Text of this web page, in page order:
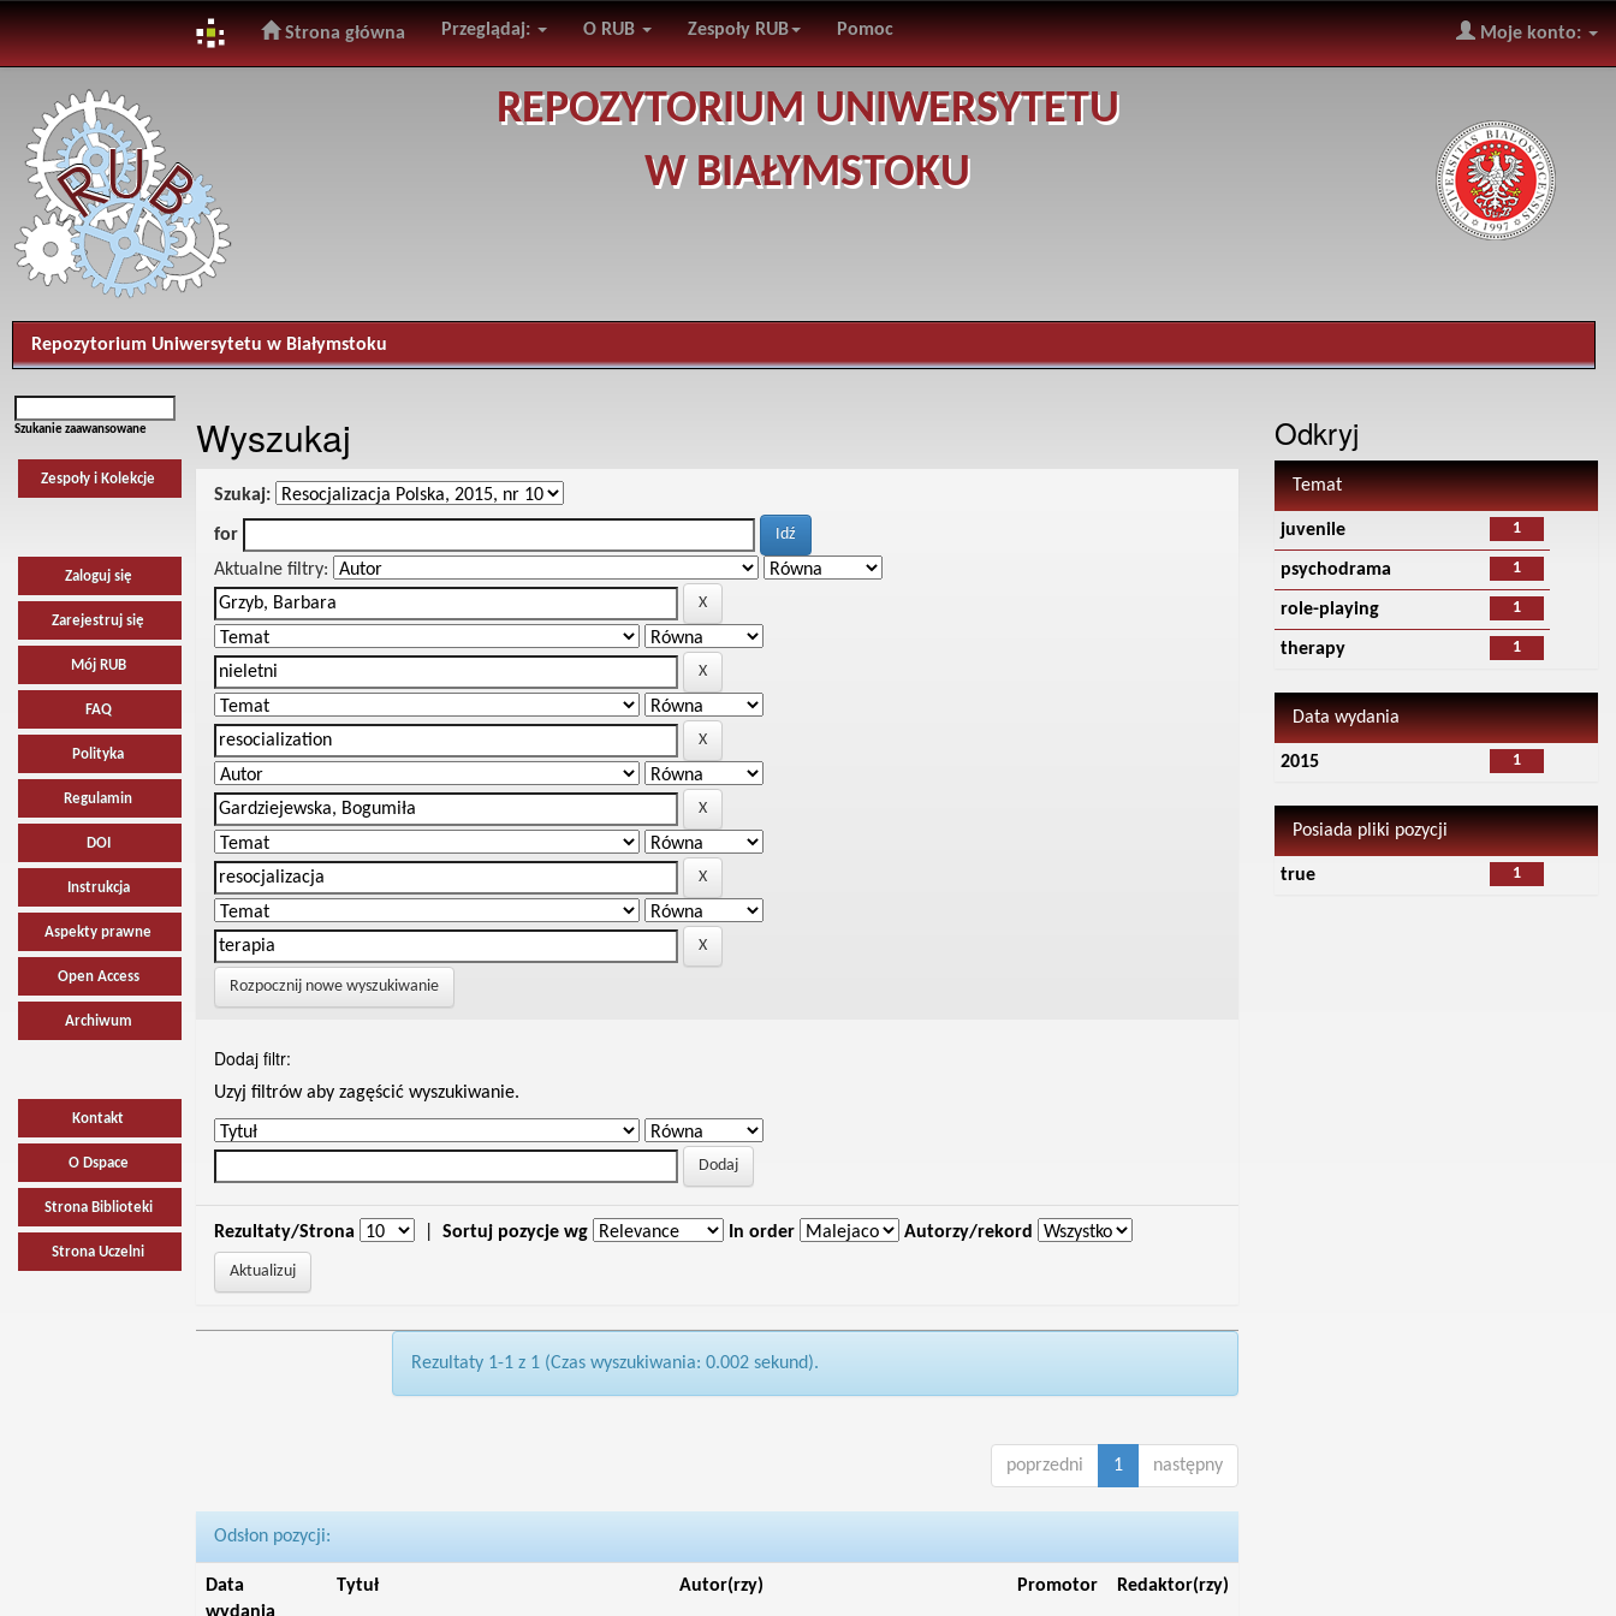
navigation
Strona główna Przeglądaj: O RUB Zespoły RUB Pomoc Moje konto:
REPOZYTORIUM UNIWERSYTETU
W BIAŁYMSTOKU
Repozytorium Uniwersytetu w Białymstoku
Szukanie zaawansowane
Zespoły i Kolekcje
Zaloguj się
Zarejestruj się
Mój RUB
FAQ
Polityka
Regulamin
DOI
Instrukcja
Aspekty prawne
Open Access
Archiwum
Kontakt
O Dspace
Strona Biblioteki
Strona Uczelni
Wyszukaj
Szukaj:
for
Aktualne filtry:
Rozpocznij nowe wyszukiwanie
Dodaj filtr:
Uzyj filtrów aby zagęścić wyszukiwanie.
Rezultaty/Strona Sortuj pozycje wg In order Autorzy/rekord
Rezultaty 1-1 z 1 (Czas wyszukiwania: 0.002 sekund).
poprzedni 1 następny
Odsłon pozycji:
Data
Tytuł Autor(rzy) Promotor Redaktor(rzy)
Odkryj
Temat
1
juvenile
1
psychodrama
1
role-playing
1
therapy
Data wydania
1
2015
Posiada pliki pozycji
1
true